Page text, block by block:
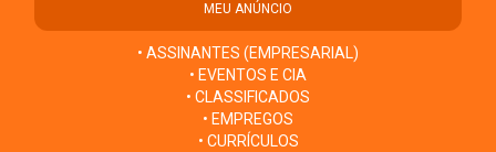
MEU ANÚNCIO
• ASSINANTES (EMPRESARIAL)
• EVENTOS E CIA
• CLASSIFICADOS
• EMPREGOS
• CURRÍCULOS